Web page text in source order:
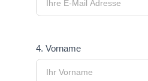
4. Vorname